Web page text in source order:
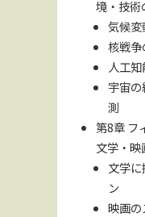
境・技術
気候
核戦
人工
宇宙
測
第8章
文学・
文学
ン
映画の